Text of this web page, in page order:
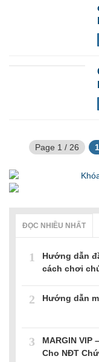
Page 1 / 26 1
ĐỌC NHIỀU NHẤT
1
Hướng dẫn
cách chơi
2 Hướng dẫn
3
MARGIN VIP
Cho NĐT